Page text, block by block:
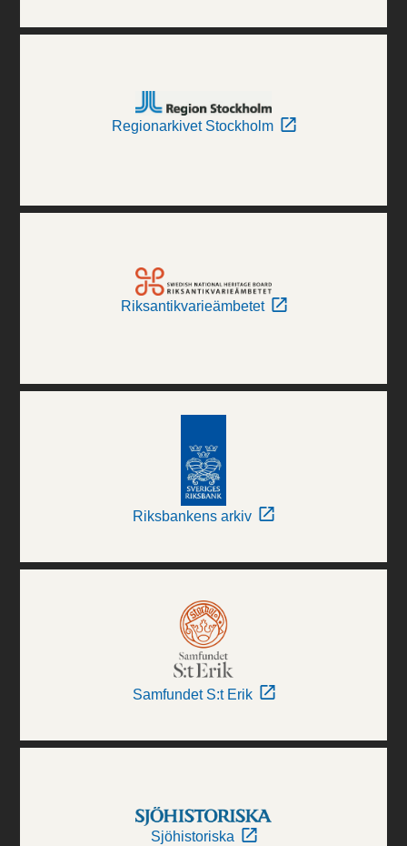
Regionarkivet Stockholm
Riksantikvarieämbetet
Riksbankens arkiv
Samfundet S:t Erik
Sjöhistoriska